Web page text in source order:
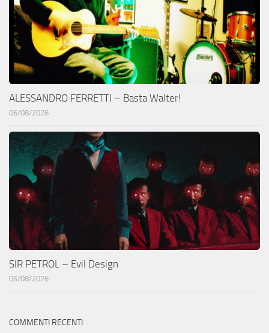
ALESSANDRO FERRETTI – Basta Walter!
06/08/2026
SIR PETROL – Evil Design
06/08/2026
COMMENTI RECENTI